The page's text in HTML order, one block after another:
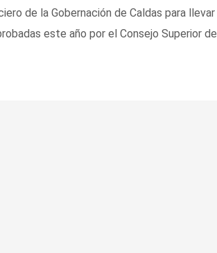
de la Gobernación de Caldas para llevar
este año por el Consejo Superior de